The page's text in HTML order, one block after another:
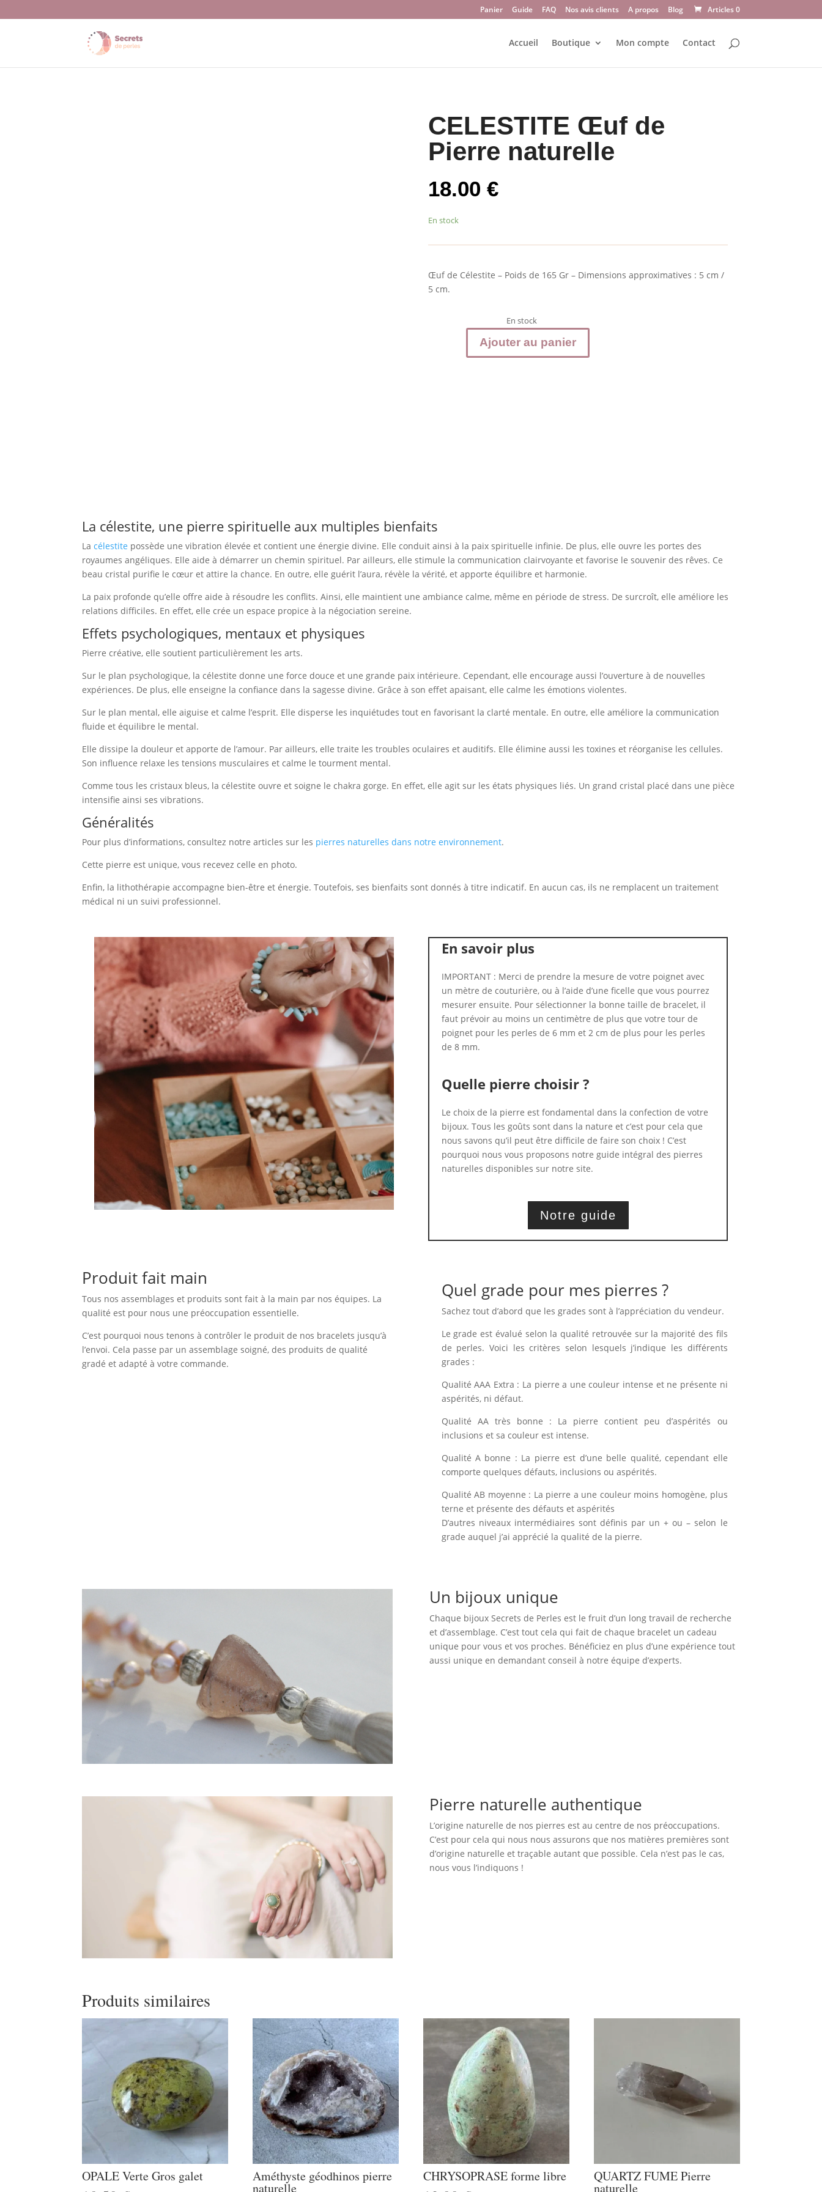
Panier Guide FAQ Nos avis clients A propos Blog Articles 0
Accueil Boutique Mon compte Contact
CELESTITE Œuf de
Pierre naturelle
18.00€
En stock
Œuf de Célestite – Poids de 165 Gr – Dimensions approximatives : 5 cm /
5 cm.
En stock
quantité
Ajouter au panier
La célestite, une pierre spirituelle aux multiples bienfaits
Lacélestite possède une vibration élevée et contient une énergie divine. Elle conduit ainsi à la paix spirituelle infinie. De plus, elle ouvre les portes des
royaumes angéliques. Elle aide à démarrer un chemin spirituel. Par ailleurs, elle stimule la communication clairvoyante et favorise le souvenir des rêves. Ce
beau cristal purifie le cœur et attire la chance. En outre, elle guérit l’aura, révèle la vérité, et apporte équilibre et harmonie.
La paix profonde qu’elle offre aide à résoudre les conflits. Ainsi, elle maintient une ambiance calme, même en période de stress. De surcroît, elle améliore les
relations difficiles. En effet, elle crée un espace propice à la négociation sereine.
Effets psychologiques, mentaux et physiques
Pierre créative, elle soutient particulièrement les arts.
Sur le plan psychologique, la célestite donne une force douce et une grande paix intérieure. Cependant, elle encourage aussi l’ouverture à de nouvelles
expériences. De plus, elle enseigne la confiance dans la sagesse divine. Grâce à son effet apaisant, elle calme les émotions violentes.
Sur le plan mental, elle aiguise et calme l’esprit. Elle disperse les inquiétudes tout en favorisant la clarté mentale. En outre, elle améliore la communication
fluide et équilibre le mental.
Elle dissipe la douleur et apporte de l’amour. Par ailleurs, elle traite les troubles oculaires et auditifs. Elle élimine aussi les toxines et réorganise les cellules.
Son influence relaxe les tensions musculaires et calme le tourment mental.
Comme tous les cristaux bleus, la célestite ouvre et soigne le chakra gorge. En effet, elle agit sur les états physiques liés. Un grand cristal placé dans une pièce
intensifie ainsi ses vibrations.
Généralités
Pour plus d’informations, consultez notre articles sur les pierres naturelles dans notre environnement.
Cette pierre est unique, vous recevez celle en photo.
Enfin, la lithothérapie accompagne bien-être et énergie. Toutefois, ses bienfaits sont donnés à titre indicatif. En aucun cas, ils ne remplacent un traitement
médical ni un suivi professionnel.
En savoir plus
IMPORTANT : Merci de prendre la mesure de votre poignet avec
un mètre de couturière, ou à l’aide d’une ficelle que vous pourrez
mesurer ensuite. Pour sélectionner la bonne taille de bracelet, il
faut prévoir au moins un centimètre de plus que votre tour de
poignet pour les perles de 6 mm et 2 cm de plus pour les perles
de 8 mm.
Quelle pierre choisir ?
Le choix de la pierre est fondamental dans la confection de votre
bijoux. Tous les goûts sont dans la nature et c’est pour cela que
nous savons qu’il peut être difficile de faire son choix ! C’est
pourquoi nous vous proposons notre guide intégral des pierres
naturelles disponibles sur notre site.
Notre guide
Produit fait main
Tous nos assemblages et produits sont fait à la main par nos équipes. La
qualité est pour nous une préoccupation essentielle.
C’est pourquoi nous tenons à contrôler le produit de nos bracelets jusqu’à
l’envoi. Cela passe par un assemblage soigné, des produits de qualité
gradé et adapté à votre commande.
Quel grade pour mes pierres ?
Sachez tout d’abord que les grades sont à l’appréciation du vendeur.
Le grade est évalué selon la qualité retrouvée sur la majorité des fils
de perles. Voici les critères selon lesquels j’indique les différents
grades :
Qualité AAA Extra : La pierre a une couleur intense et ne présente ni
aspérités, ni défaut.
Qualité AA très bonne : La pierre contient peu d’aspérités ou
inclusions et sa couleur est intense.
Qualité A bonne : La pierre est d’une belle qualité, cependant elle
comporte quelques défauts, inclusions ou aspérités.
Qualité AB moyenne : La pierre a une couleur moins homogène, plus
terne et présente des défauts et aspérités
D’autres niveaux intermédiaires sont définis par un + ou – selon le
grade auquel j’ai apprécié la qualité de la pierre.
Un bijoux unique
Chaque bijoux Secrets de Perles est le fruit d’un long travail de recherche
et d’assemblage. C’est tout cela qui fait de chaque bracelet un cadeau
unique pour vous et vos proches. Bénéficiez en plus d’une expérience tout
aussi unique en demandant conseil à notre équipe d’experts.
Pierre naturelle authentique
L’origine naturelle de nos pierres est au centre de nos préoccupations.
C’est pour cela qui nous nous assurons que nos matières premières sont
d’origine naturelle et traçable autant que possible. Cela n’est pas le cas,
nous vous l’indiquons !
Produits similaires
OPALE Verte Gros galet Améthyste géodhinos pierre
naturelle
CHRYSOPRASE forme libre QUARTZ FUME Pierre
naturelle